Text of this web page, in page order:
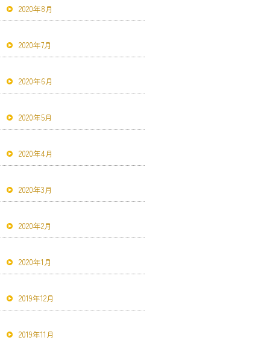
2020年8月
2020年7月
2020年6月
2020年5月
2020年4月
2020年3月
2020年2月
2020年1月
2019年12月
2019年11月